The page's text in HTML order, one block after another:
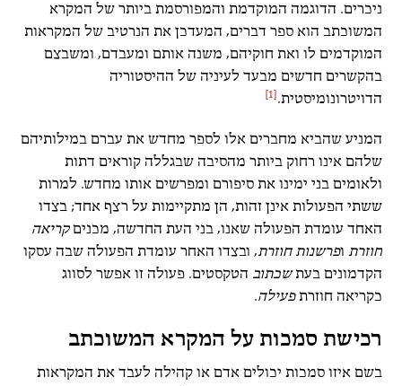
ניכרים. הדוגמה המוקדמת והמפורסמת ביותר של המקרא
המשוכתב הוא ספר דברים, המעדכן את הנרטיב של המקראות
המוקדמים לו ואת חוקיהם, משנה אותם ומעבדם, ומשבצם
בהקשרים חדשים מבעד לעיניה של ההיסטוריה
הדויטרונומיסטית. [1]
המניע שהביא מחברים אלו לספר מחדש את עברם במילותיהם
שלהם אינו רחוק ביותר מהסיבה שבגללה קוראים דתות
ולאומים בני ימינו את סיפורם ומפרשים אותו מחדש. למרות
ששתי הפעולות אינן זהות, הן מתקיימות על רצף אחד; בצדו
האחד עומדת הפעולה שאנו, בני העת החדשה, מכניםקריאה
חוזרת ופרשנות חוזרת, ובצדו האחר עומדת הפעולה שבה עסקו
הקדמונים בעתשכתוב הטקסטים. פעולה זו אפשר לסווג
כקריאה חוזרתפעילה.
רכישת סמכות על המקרא המשוכתב
בשם איזו סמכות יכולים אדם או קהילה לעבד את המקראות